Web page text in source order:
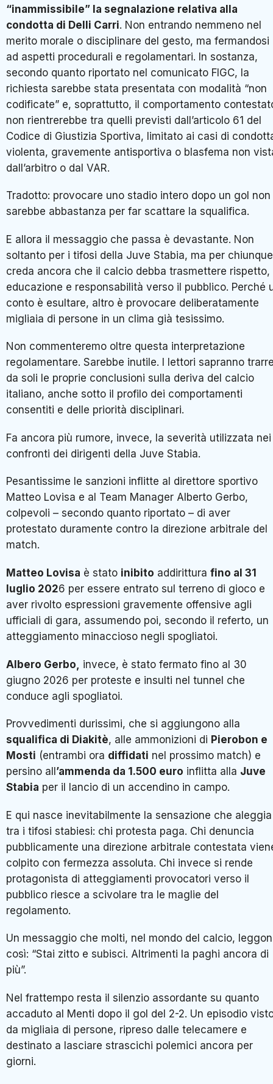
“inammissibile” la segnalazione relativa alla
condotta di Delli Carri. Non entrando nemmeno nel
merito morale o disciplinare del gesto, ma fermandosi
ad aspetti procedurali e regolamentari. In sostanza,
secondo quanto riportato nel comunicato FIGC, la
richiesta sarebbe stata presentata con modalità “non
codificate” e, soprattutto, il comportamento
non rientrerebbe tra quelli previsti dall’articolo 61 del
Codice di Giustizia Sportiva, limitato ai casi di
violenta, gravemente antisportiva o blasfema non
dall’arbitro o dal VAR.
Tradotto: provocare uno stadio intero dopo un gol non
sarebbe abbastanza per far scattare la squalifica.
E allora il messaggio che passa è devastante. Non
soltanto per i tifosi della Juve Stabia, ma per chiunque
creda ancora che il calcio debba trasmettere rispetto,
educazione e responsabilità verso il pubblico. Perché
conto è esultare, altro è provocare deliberatamente
migliaia di persone in un clima già tesissimo.
Non commenteremo oltre questa interpretazione
regolamentare. Sarebbe inutile. I lettori sapranno
da soli le proprie conclusioni sulla deriva del calcio
italiano, anche sotto il profilo dei comportamenti
consentiti e delle priorità disciplinari.
Fa ancora più rumore, invece, la severità utilizzata nei
confronti dei dirigenti della Juve Stabia.
Pesantissime le sanzioni inflitte al direttore sportivo
Matteo Lovisa e al Team Manager Alberto Gerbo,
colpevoli – secondo quanto riportato – di aver
protestato duramente contro la direzione arbitrale del
match.
Matteo Lovisa è stato inibito addirittura fino al 31
luglio 2026 per essere entrato sul terreno di gioco e
aver rivolto espressioni gravemente offensive agli
ufficiali di gara, assumendo poi, secondo il referto, un
atteggiamento minaccioso negli spogliatoi.
Albero Gerbo,
invece, è stato fermato fino al 30
giugno 2026 per proteste e insulti nel tunnel che
conduce agli spogliatoi.
Provvedimenti durissimi, che si aggiungono alla
squalifica di Diakitè, alle ammonizioni di Pierobon e
Mosti (entrambi ora diffidati nel prossimo match) e
persino all ’ammenda da 1.500 euro inflitta alla Juve
Stabia per il lancio di un accendino in campo.
E qui nasce inevitabilmente la sensazione che aleggia
tra i tifosi stabiesi: chi protesta paga. Chi denuncia
pubblicamente una direzione arbitrale contestata
colpito con fermezza assoluta. Chi invece si rende
protagonista di atteggiamenti provocatori verso il
pubblico riesce a scivolare tra le maglie del
regolamento.
Un messaggio che molti, nel mondo del calcio,
così: “Stai zitto e subisci. Altrimenti la paghi ancora di
più”.
Nel frattempo resta il silenzio assordante su quanto
accaduto al Menti dopo il gol del 2-2. Un episodio
da migliaia di persone, ripreso dalle telecamere e
destinato a lasciare strascichi polemici ancora per
giorni.